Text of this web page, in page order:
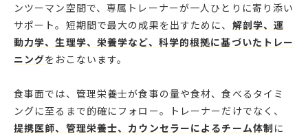
ンツーマン空間で、専属トレーナーが一人ひとりに寄り添い
サポート。短期間で最大の成果を出すために、 解剖学、運
動力学、生理学、栄養学など、科学的根拠に基づいたトレー
ニングをおこないます。
食事面では、管理栄養士が食事の量や食材、食べるタイミ
ングに至るまで的確にフォロー。トレーナーだけでなく、
提携医師、管理栄養士、カウンセラーによるチーム体制に